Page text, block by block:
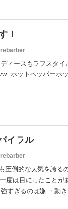
！
ィースもラフスタイ
ホットペッパーホ
イラル
圧倒的な人気を誇る
度は目にしたことが
すぎるのは嫌 ・動